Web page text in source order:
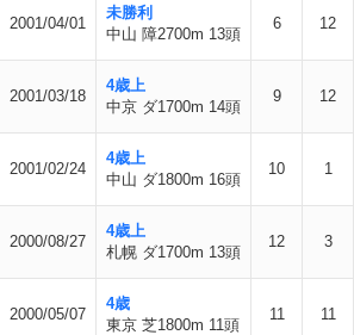
2001/04/01
未勝利
中山 障2700m 13頭
6 12
2001/03/18
4歳上
中京 ダ1700m 14頭
9 12
2001/02/24
4歳上
中山 ダ1800m 16頭
10 1
2000/08/27
4歳上
札幌 ダ1700m 13頭
12 3
2000/05/07
4歳
東京 芝1800m 11頭
11 11